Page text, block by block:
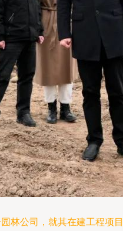
林公司，就其在建工程项目